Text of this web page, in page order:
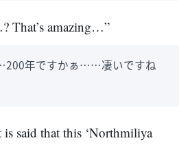
That’s amazing…”
年ですかぁ……凄いですね
said that this ‘Northmiliya